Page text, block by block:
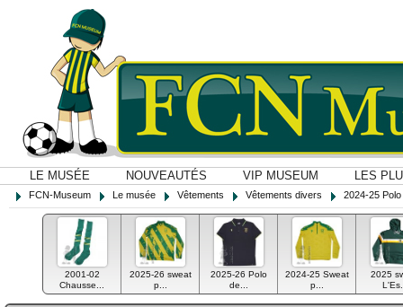
LE MUSÉE NOUVEAUTÉS VIP MUSEUM LES
FCN-Museum Le musée Vêtements Vêtements divers 2024-25
2001-02
Chausse...
2025-26 sweat
p...
2025-26 Polo
de...
2024-25 Sweat
p...
2025